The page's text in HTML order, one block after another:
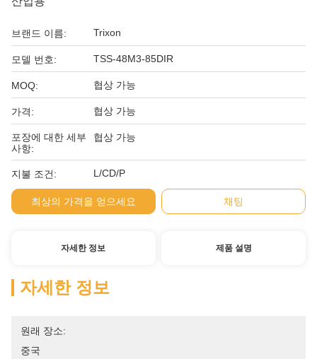
브랜드 이름: Trixon
모델 번호: TSS-48M3-85DIR
MOQ: 협상 가능
가격: 협상 가능
포장에 대한 세부
사항:
협상 가능
지불 조건: L/CD/P
최상의 가격을 얻으세요 채팅
자세한 정보 제품 설명
자세한 정보
원래 장소:
중국